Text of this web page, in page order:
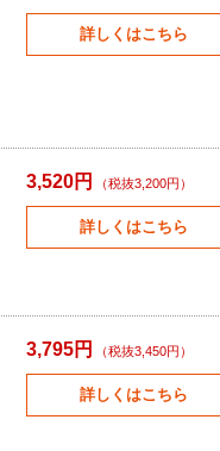
詳しくはこちら
3,520円 （税抜3,200円）
詳しくはこちら
3,795円 （税抜3,450円）
詳しくはこちら